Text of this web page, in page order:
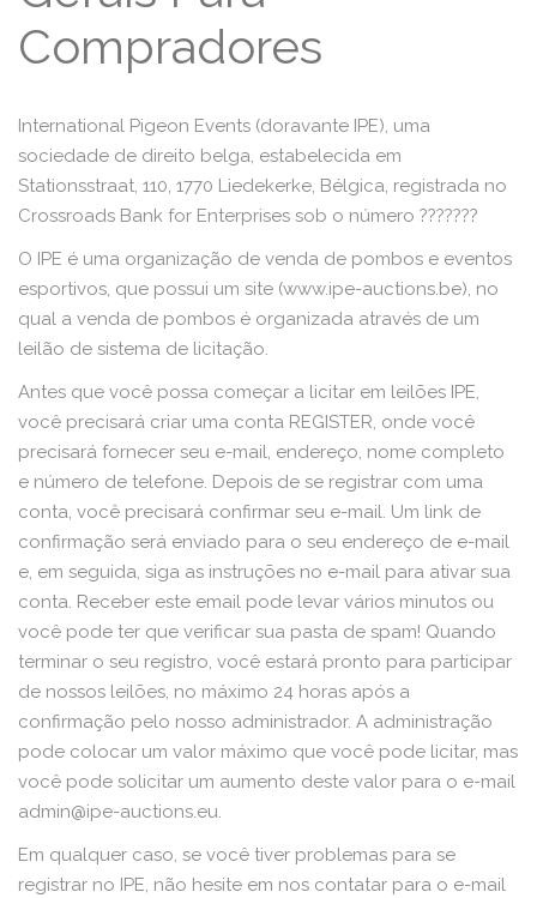
Compradores
International Pigeon Events (doravante IPE), uma
sociedade de direito belga, estabelecida em
Stationsstraat, 110, 1770 Liedekerke, Bélgica, registrada no
Crossroads Bank for Enterprises sob o número ???????
O IPE é uma organização de venda de pombos e eventos
esportivos, que possui um site (www.ipe-auctions.be), no
qual a venda de pombos é organizada através de um
leilão de sistema de licitação.
Antes que você possa começar a licitar em leilões IPE,
você precisará criar uma conta REGISTER, onde você
precisará fornecer seu e-mail, endereço, nome completo
e número de telefone. Depois de se registrar com uma
conta, você precisará confirmar seu e-mail. Um link de
confirmação será enviado para o seu endereço de e-mail
e, em seguida, siga as instruções no e-mail para ativar sua
conta. Receber este email pode levar vários minutos ou
você pode ter que verificar sua pasta de spam! Quando
terminar o seu registro, você estará pronto para participar
de nossos leilões, no máximo 24 horas após a
confirmação pelo nosso administrador. A administração
pode colocar um valor máximo que você pode licitar, mas
você pode solicitar um aumento deste valor para o e-mail
admin@ipe-auctions.eu.
Em qualquer caso, se você tiver problemas para se
registrar no IPE, não hesite em nos contatar para o e-mail